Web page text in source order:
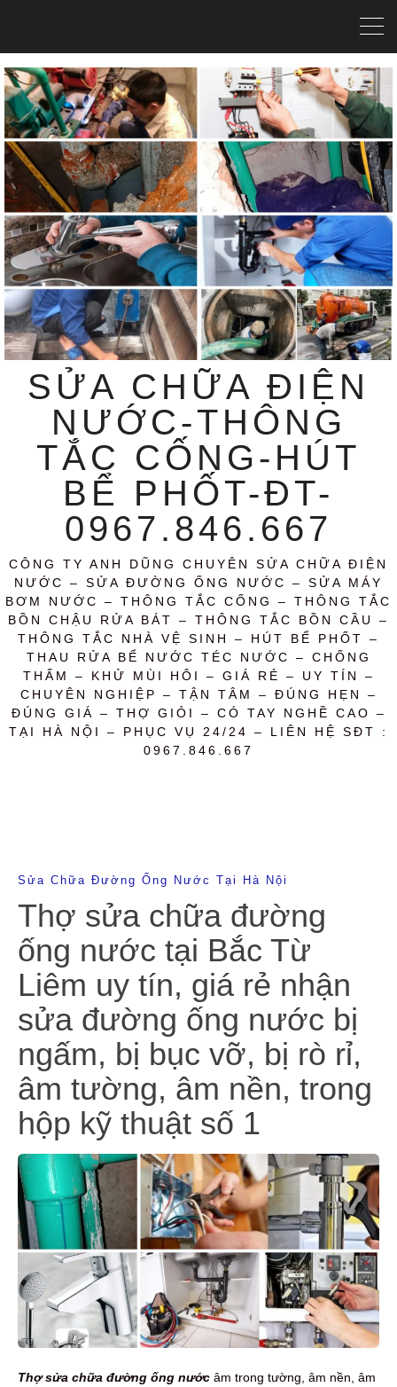
SỬA CHỮA ĐIỆN
NƯỚC-THÔNG
TẮC CỐNG-HÚT
BỂ PHỐT-ĐT-
0967.846.667
CÔNG TY ANH DŨNG CHUYÊN SỬA CHỮA ĐIỆN
NƯỚC – SỬA ĐƯỜNG ỐNG NƯỚC – SỬA MÁY
BƠM NƯỚC – THÔNG TẮC CỐNG – THÔNG TẮC
BỒN CHẬU RỬA BÁT – THÔNG TẮC BỒN CẦU –
THÔNG TẮC NHÀ VỆ SINH – HÚT BỂ PHỐT –
THAU RỬA BỂ NƯỚC TÉC NƯỚC – CHỐNG
THẤM – KHỬ MÙI HÔI – GIÁ RẺ – UY TÍN –
CHUYÊN NGHIỆP – TẬN TÂM – ĐÚNG HẸN –
ĐÚNG GIÁ – THỢ GIỎI – CÓ TAY NGHỀ CAO –
TẠI HÀ NỘI – PHỤC VỤ 24/24 – LIÊN HỆ SĐT :
0967.846.667
Sửa Chữa Đường Ống Nước Tại Hà Nội
Thợ sửa chữa đường
ống nước tại Bắc Từ
Liêm uy tín, giá rẻ nhận
sửa đường ống nước bị
ngấm, bị bục vỡ, bị rò rỉ,
âm tường, âm nền, trong
hộp kỹ thuật số 1
Thợ sửa chữa đường ống nước âm trong tường, âm nền, âm